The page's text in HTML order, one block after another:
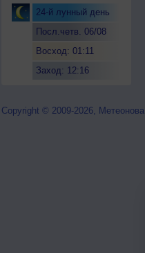
24-й лунный день
Посл.четв. 06/08
Восход: 01:11
Заход: 12:16
Copyright © 2009-2026, Метеонова